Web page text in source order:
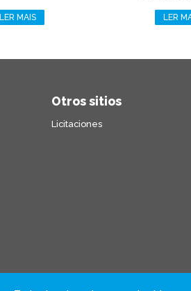
LER MAIS LER
Otros sitios
Licitaciones